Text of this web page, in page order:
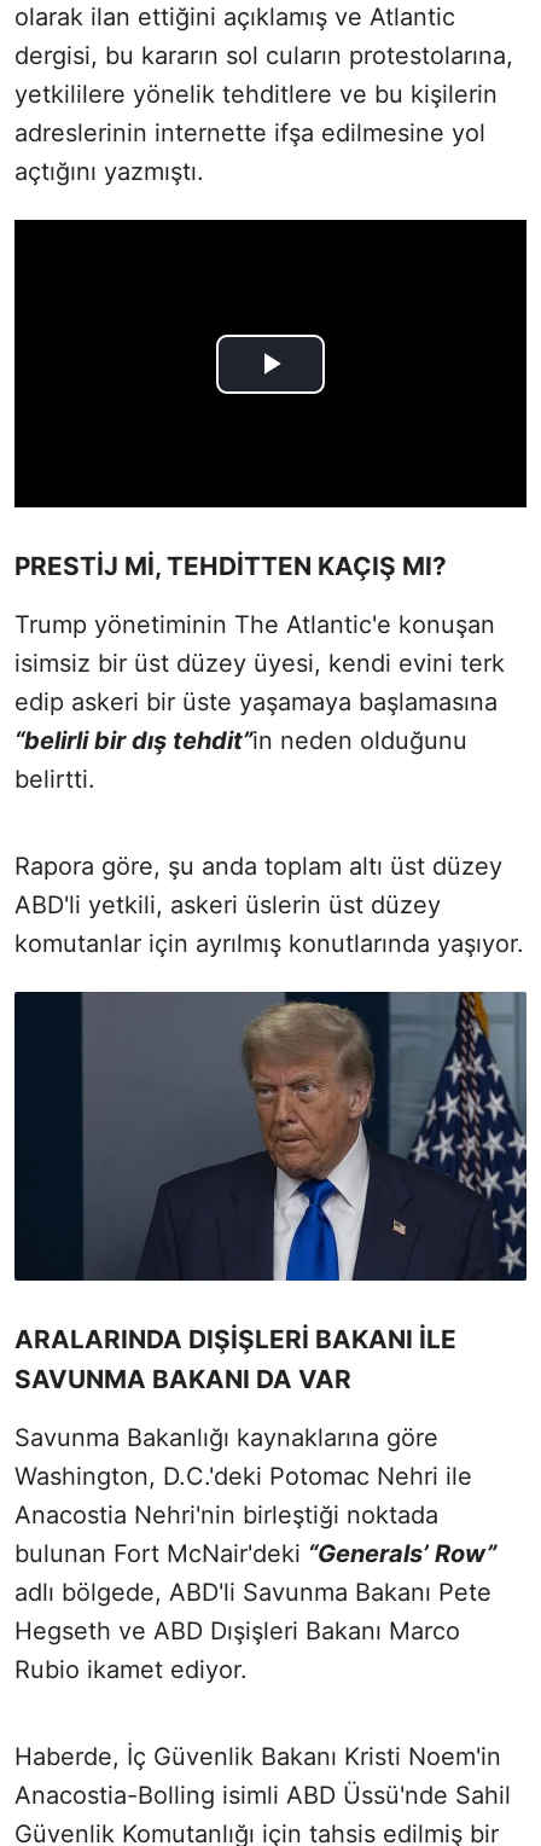
olarak ilan ettiğini açıklamış ve Atlantic
dergisi, bu kararın sol cuların protestolarına,
yetkililere yönelik tehditlere ve bu kişilerin
adreslerinin internette ifşa edilmesine yol
açtığını yazmıştı.
PRESTİJ Mİ, TEHDİTTEN KAÇIŞ MI?
Trump yönetiminin The Atlantic'e konuşan
isimsiz bir üst düzey üyesi, kendi evini terk
edip askeri bir üste yaşamaya başlamasına
“belirli bir dış tehdit”in neden olduğunu
belirtti.
Rapora göre, şu anda toplam altı üst düzey
ABD'li yetkili, askeri üslerin üst düzey
komutanlar için ayrılmış konutlarında yaşıyor.
ARALARINDA DIŞİŞLERİ BAKANI İLE
SAVUNMA BAKANI DA VAR
Savunma Bakanlığı kaynaklarına göre
Washington, D.C.'deki Potomac Nehri ile
Anacostia Nehri'nin birleştiği noktada
bulunan Fort McNair'deki “Generals’ Row”
adlı bölgede, ABD'li Savunma Bakanı Pete
Hegseth ve ABD Dışişleri Bakanı Marco
Rubio ikamet ediyor.
Haberde, İç Güvenlik Bakanı Kristi Noem'in
Anacostia-Bolling isimli ABD Üssü'nde Sahil
Güvenlik Komutanlığı için tahsis edilmiş bir